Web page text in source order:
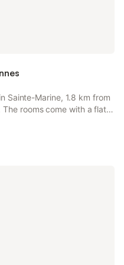
incluent la planche à
la randonnée, le vélo,
Sainte-Marine, 1.8 km from
rooms come with a flat-
area where you can
in the room.